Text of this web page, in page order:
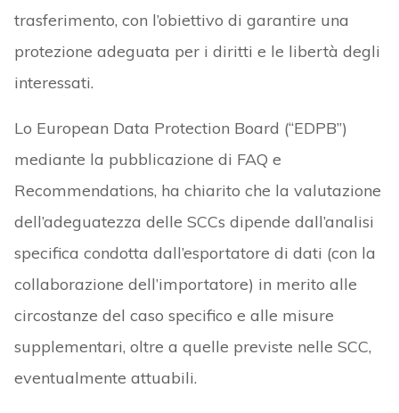
trasferimento, con l’obiettivo di garantire una
protezione adeguata per i diritti e le libertà degli
interessati.
Lo European Data Protection Board (“EDPB”)
mediante la pubblicazione di FAQ e
Recommendations, ha chiarito che la valutazione
dell’adeguatezza delle SCCs dipende dall’analisi
specifica condotta dall’esportatore di dati (con la
collaborazione dell’importatore) in merito alle
circostanze del caso specifico e alle misure
supplementari, oltre a quelle previste nelle SCC,
eventualmente attuabili.